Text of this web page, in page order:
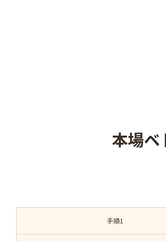
本場ベ
手順1